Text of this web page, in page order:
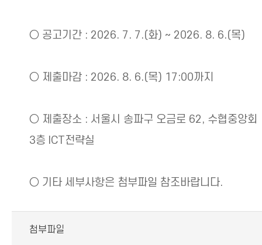
○ 공고기간 : 2026. 7. 7.(화) ~ 2026. 8. 6.(목)
○ 제출마감 : 2026. 8. 6.(목) 17:00까지
○ 제출장소 : 서울시 송파구 오금로 62, 수협중앙회
3층 ICT전략실
○ 기타 세부사항은 첨부파일 참조바랍니다.
첨부파일